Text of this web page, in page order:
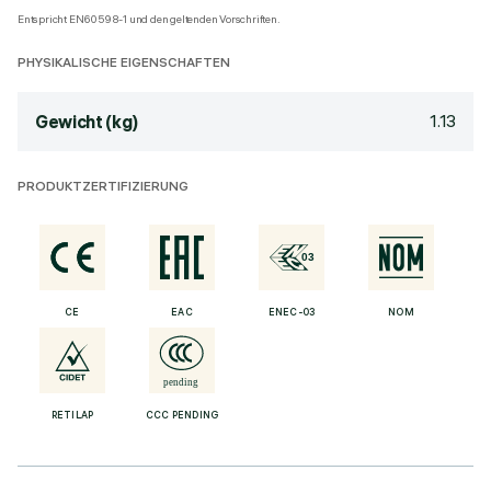
Entspricht EN60598-1 und den geltenden Vorschriften.
PHYSIKALISCHE EIGENSCHAFTEN
Gewicht (kg) 1.13
PRODUKTZERTIFIZIERUNG
CE EAC ENEC-03 NOM
RETILAP CCC PENDING